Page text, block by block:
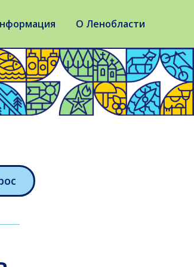
О Ленобласти